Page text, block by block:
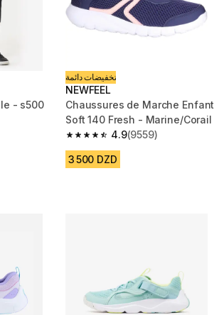
- s500
286 reviews
تخفيضات دائمة
NEWFEEL
Chaussures de Marche Enfant
Soft 140 Fresh - Marine/Corail
4.9
4.9 out of 5 stars from 9559
(9559)
3 500 DZD